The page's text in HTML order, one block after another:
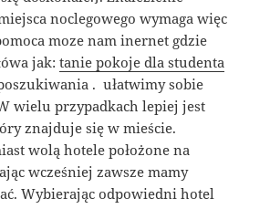
noclegowego wymaga więc
moze nam inernet gdzie
jak:tanie pokoje dla studenta
. ułatwimy sobie
wielu przypadkach lepiej jest
znajduje się w mieście.
wolą hotele położone na
wcześniej zawsze mamy
Wybierając odpowiedni hotel